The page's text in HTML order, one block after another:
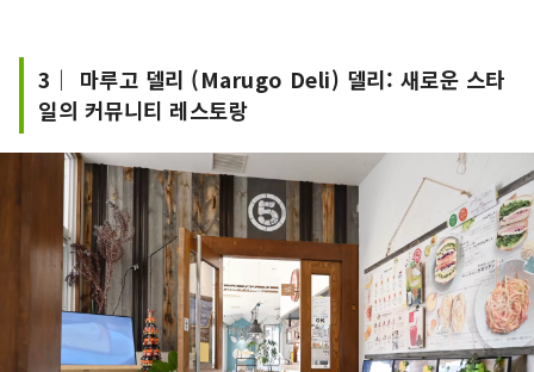
3｜ 마루고 델리 (Marugo Deli) 델리: 새로운 스타
일의 커뮤니티 레스토랑